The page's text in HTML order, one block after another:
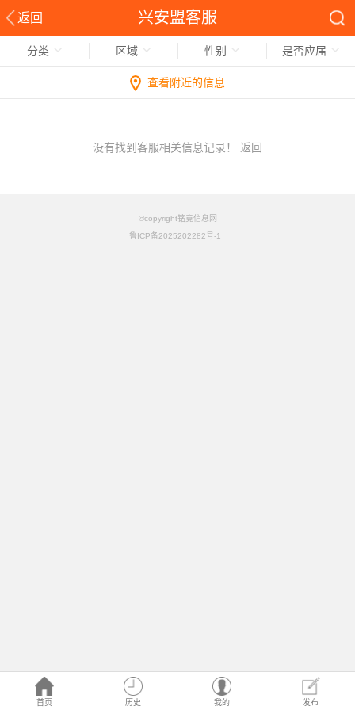
返回 兴安盟客服
首页 历史 我的 发布
分类 区域 性别 是否应届
查看附近的信息
没有找到客服相关信息记录！ 返回
©copyright铭竟信息网
鲁ICP备2025202282号-1